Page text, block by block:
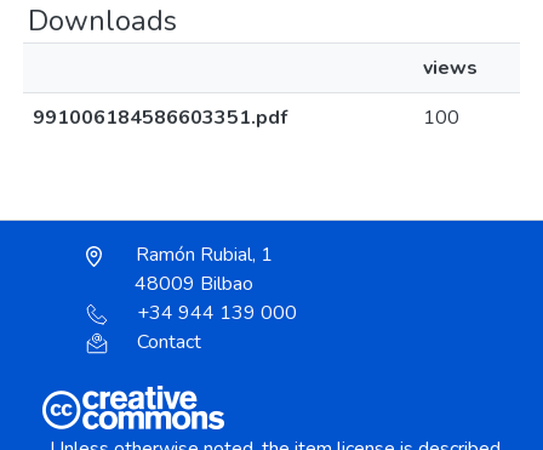
Downloads
views
991006184586603351.pdf
100
Ramón Rubial, 1
48009 Bilbao
+34 944 139 000
Contact